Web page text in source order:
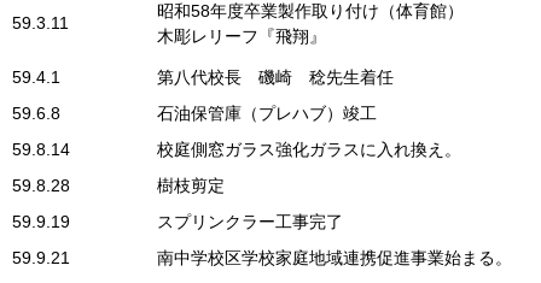
59.3.11
昭和58年度卒業製作取り付け（体育館）
木彫レリーフ『飛翔』
59.4.1
第八代校長 磯崎 稔先生着任
59.6.8
石油保管庫（プレハブ）竣工
59.8.14
校庭側窓ガラス強化ガラスに入れ換え。
59.8.28
樹枝剪定
59.9.19
スプリンクラー工事完了
59.9.21
南中学校区学校家庭地域連携促進事業始まる。